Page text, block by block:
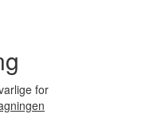
for